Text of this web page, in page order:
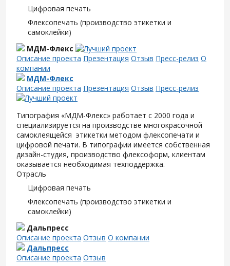
Цифровая печать
Флексопечать (производство этикетки и
самоклейки)
МДМ-Флекс
Описание проекта Презентация Отзыв Пресс-релиз О
компании
МДМ-Флекс
Описание проекта Презентация Отзыв Пресс-релиз
Типография «МДМ-Флекс» работает с 2000 года и
специализируется на производстве многокрасочной
самоклеящейся этикетки методом флексопечати и
цифровой печати. В типографии имеется собственная
дизайн-студия, производство флексоформ, клиентам
оказывается необходимая техподдержка.
Отрасль
Цифровая печать
Флексопечать (производство этикетки и
самоклейки)
Дальпресс
Описание проекта Отзыв О компании
Дальпресс
Описание проекта Отзыв